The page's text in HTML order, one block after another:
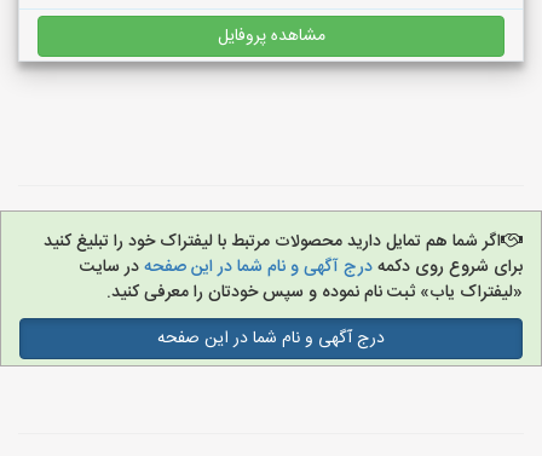
مشاهده پروفایل
اگر شما هم تمایل دارید محصولات مرتبط با لیفتراک خود را تبلیغ کنید
برای شروع روی دکمهدرج آگهی و نام شما در این صفحهدر سایت
«لیفتراک یاب» ثبت نام نموده و سپس خودتان را معرفی کنید.
درج آگهی و نام شما در این صفحه